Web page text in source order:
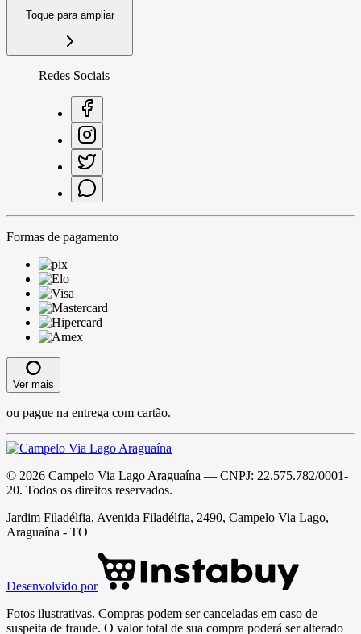
Toque para ampliar
Redes Sociais
Formas de pagamento
Ver mais
ou pague na entrega com cartão.
© 2026 Campelo Via Lago Araguaína — CNPJ: 22.575.782/0001-
20. Todos os direitos reservados.
Jardim Filadélfia, Avenida Filadélfia, 2490, Campelo Via Lago,
Araguaína - TO
Desenvolvido por
Fotos ilustrativas. Compras podem ser canceladas em caso de
suspeita de fraude. O valor total de sua compra poderá ser alterado